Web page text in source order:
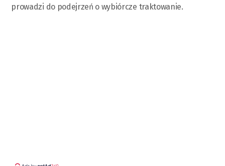
prowadzi do podejrzeń o wybiórcze traktowanie.